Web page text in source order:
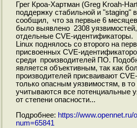
Грег Кроа-Хартман (Greg Kroah-
поддержку стабильной и "staging"
сообщил, что за первые 6
было выявлено 2308
отдельные CVE-идентификаторы.
Linux поднялось со второго на
присвоенных CVE-
среди производителей ПО.
является объективным, так как
производителей присваивают
только опасным уязвимостям, в
учитываются все потенциальные
от степени опасности...
Подробнее: https://
num=65841